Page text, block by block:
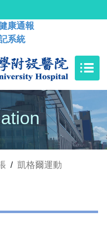
康通報
系統
/ 凱格爾運動